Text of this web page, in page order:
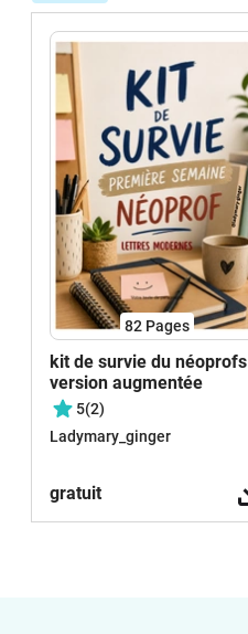
82 Pages
kit de survie du néoprofs
version augmentée
5(2)
Ladymary_ginger
gratuit